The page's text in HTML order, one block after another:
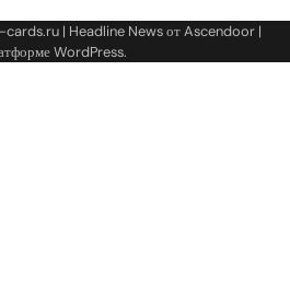
cards.ru | Headline News отAscendoor |
WordPress.